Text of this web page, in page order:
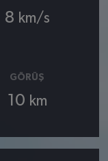
8 km/s
GÖRÜŞ
10 km